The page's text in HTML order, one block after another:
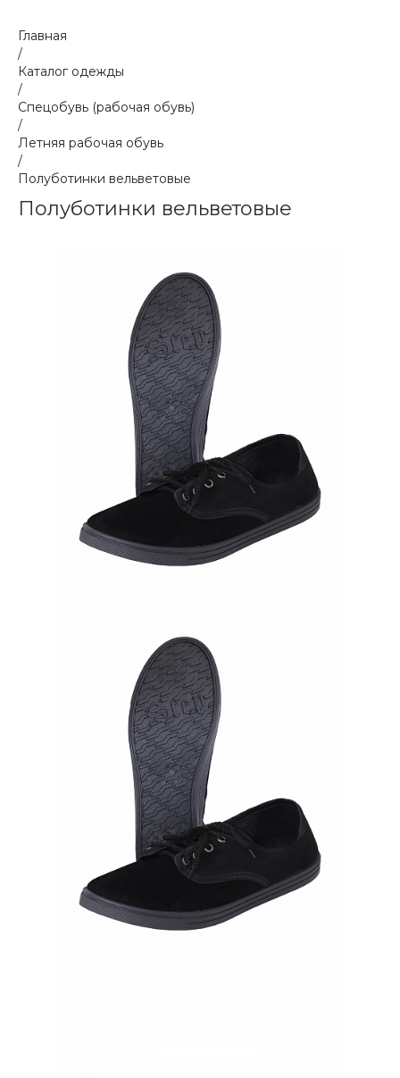
Главная
/
Каталог одежды
/
Спецобувь (рабочая обувь)
/
Летняя рабочая обувь
/
Полуботинки вельветовые
Полуботинки вельветовые